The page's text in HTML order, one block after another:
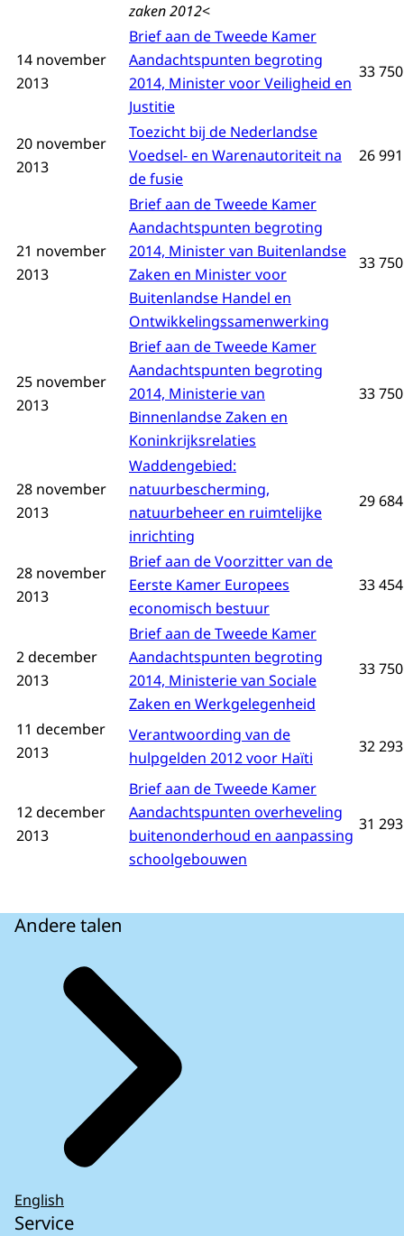
zaken 2012<
14 november
2013
Brief aan de Tweede Kamer
Aandachtspunten begroting
2014, Minister voor Veiligheid en
Justitie
33
20 november
2013
Toezicht bij de Nederlandse
Voedsel- en Warenautoriteit na
de fusie
26
21 november
2013
Brief aan de Tweede Kamer
Aandachtspunten begroting
2014, Minister van Buitenlandse
Zaken en Minister voor
Buitenlandse Handel en
Ontwikkelingssamenwerking
33
25 november
2013
Brief aan de Tweede Kamer
Aandachtspunten begroting
2014, Ministerie van
Binnenlandse Zaken en
Koninkrijksrelaties
33
28 november
2013
Waddengebied:
natuurbescherming,
natuurbeheer en ruimtelijke
inrichting
29
28 november
2013
Brief aan de Voorzitter van de
Eerste Kamer Europees
economisch bestuur
33
2 december
2013
Brief aan de Tweede Kamer
Aandachtspunten begroting
2014, Ministerie van Sociale
Zaken en Werkgelegenheid
33
11 december
2013
Verantwoording van de
hulpgelden 2012 voor Haïti
32
12 december
2013
Brief aan de Tweede Kamer
Aandachtspunten overheveling
buitenonderhoud en aanpassing
schoolgebouwen
31
Andere talen
English
Service